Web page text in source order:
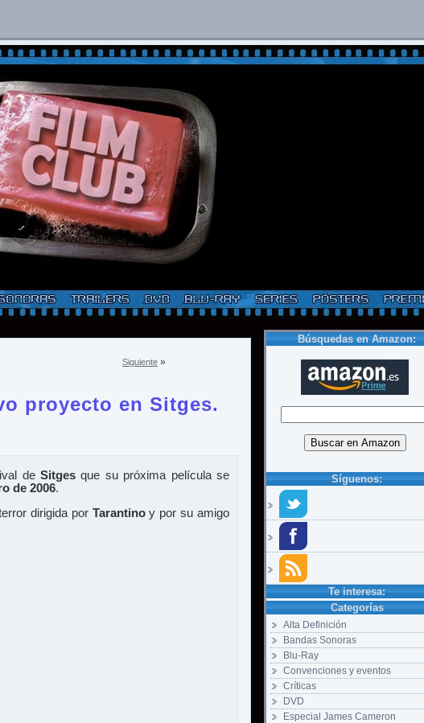
Búsquedas en Amazon:
Síguenos:
Te interesa:
Categorías
Alta Definición
Bandas Sonoras
Blu-Ray
Convenciones y eventos
Críticas
DVD
Especial James Cameron
Siguiente »
proyecto en Sitges.
deSitges que su próxima película se
de 2006.
dirigida por Tarantinoy por su amigo